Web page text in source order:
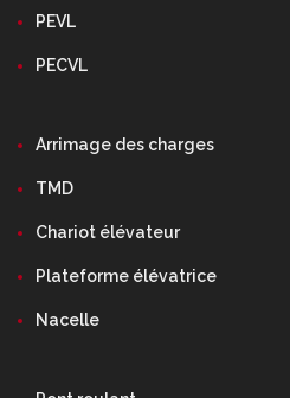
PEVL
PECVL
Arrimage des charges
TMD
Chariot élévateur
Plateforme élévatrice
Nacelle